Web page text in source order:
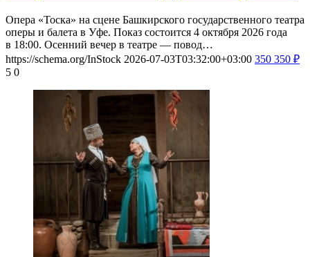
Опера «Тоска» на сцене Башкирского государственного театра
оперы и балета в Уфе. Показ состоится 4 октября 2026 года
в 18:00. Осенний вечер в театре — повод…
https://schema.org/InStock 2026-07-03T03:32:00+03:00 350 350 ₽
5 0